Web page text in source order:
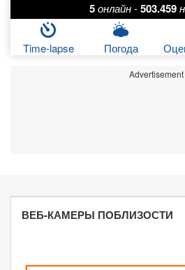
5онлайн-503.459
Time-lapse Погода
Advertisement
ВЕБ-КАМЕРЫ ПОБЛИЗОСТИ